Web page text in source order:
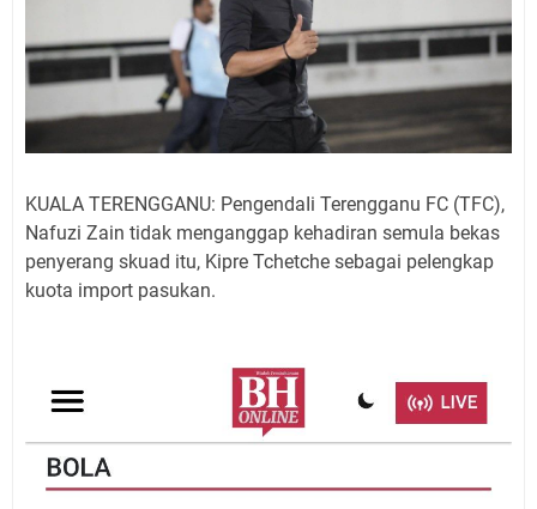
KUALA TERENGGANU: PengendaIi Terengganu FC (TFC),
Nafuzi Zain tidak menganggap kehadiran semuIa bekas
penyerang skuad itu, Kipre Tchetche sebagai peIengkap
kuota import pasukan.